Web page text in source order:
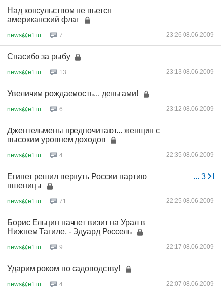
Над консульством не вьется
американский флаг
news@e1.ru 7 23:26 08.06.2009
Спасибо за рыбу
news@e1.ru 13 23:13 08.06.2009
Увеличим рождаемость... деньгами!
news@e1.ru 6 23:12 08.06.2009
Джентельмены предпочитают... женщин с
высоким уровнем доходов
news@e1.ru 4 22:35 08.06.2009
... 3
Египет решил вернуть России партию
пшеницы
news@e1.ru 71 22:25 08.06.2009
Борис Ельцин начнет визит на Урал в
Нижнем Тагиле, - Эдуард Россель
news@e1.ru 9 22:17 08.06.2009
Ударим роком по садоводству!
news@e1.ru 4 22:07 08.06.2009